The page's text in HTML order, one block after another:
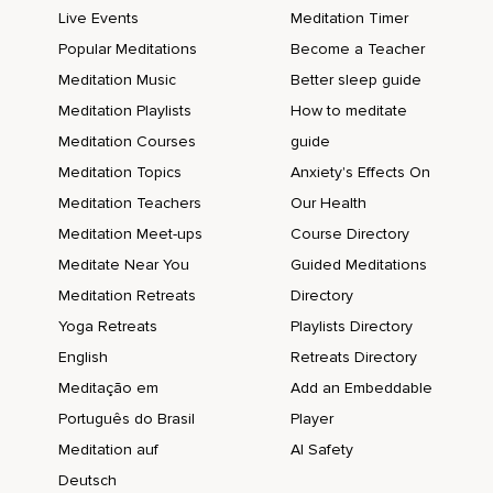
Está ahí para ti,
Para que puedas plantar lo que te apetezca.
Qué verduras,
Qué hortalizas.
Puede que a algunas de nosotras nos gustaría que fuese
un viñedo,
Puede que sea un jardín con flores preciosas.
Imagina lo que más te apetezca,
Qué te gustaría cultivar.
Una vez que seas consciente de lo que quieres cultivar,
Live Events
Popular Meditations
Meditation Music
Meditation Playlists
Meditation Courses
Meditation Topics
Meditation Teachers
Meditation Meet-ups
Meditate Near You
Meditation Retreats
Yoga Retreats
English
Meditação em
Português do Brasil
Meditation auf
Deutsch
Meditation Timer
Become a Teacher
Better sleep guide
How to meditate
guide
Anxiety's Effects On
Our Health
Course Directory
Guided Meditations
Directory
Playlists Directory
Retreats Directory
Add an Embeddable
Player
AI Safety